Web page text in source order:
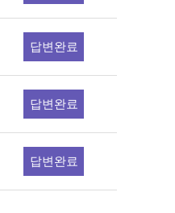
답변완료
답변완료
답변완료